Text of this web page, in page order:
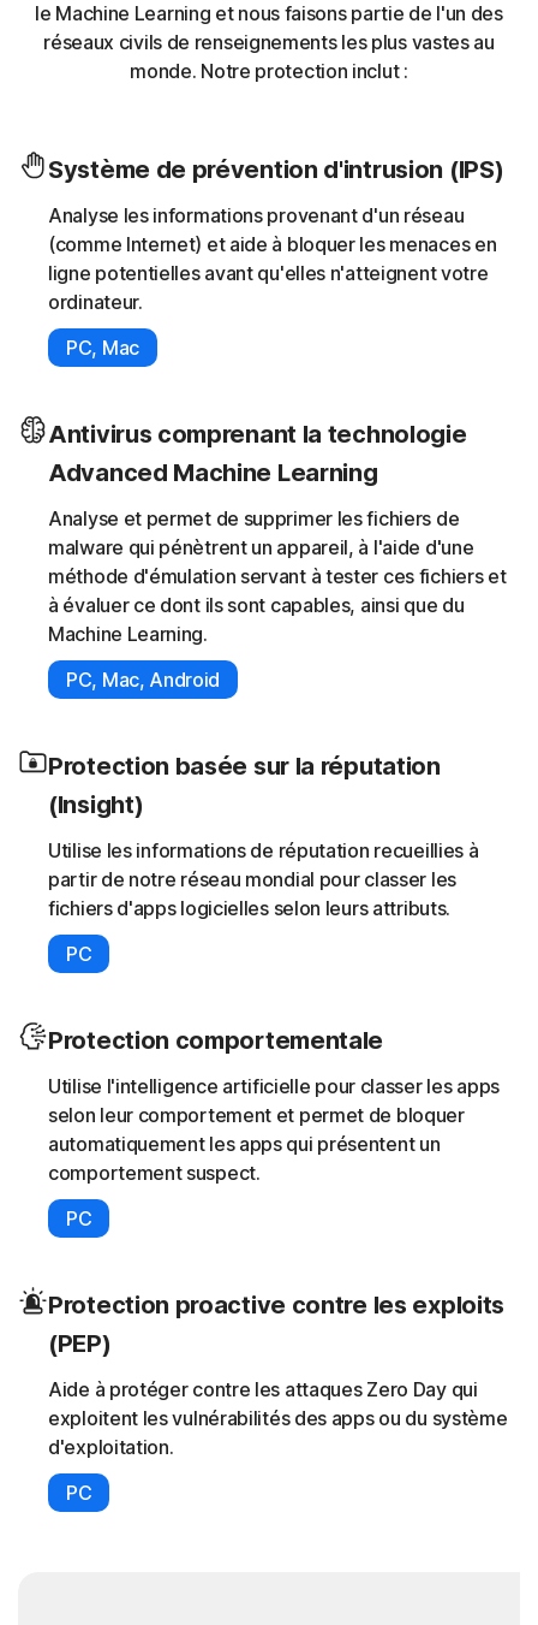
le Machine Learning et nous faisons partie de l'un des
réseaux civils de renseignements les plus vastes au
monde. Notre protection inclut :
Système de prévention d'intrusion (IPS)
Analyse les informations provenant d'un réseau
(comme Internet) et aide à bloquer les menaces en
ligne potentielles avant qu'elles n'atteignent votre
ordinateur.
PC, Mac
Antivirus comprenant la technologie
Advanced Machine Learning
Analyse et permet de supprimer les fichiers de
malware qui pénètrent un appareil, à l'aide d'une
méthode d'émulation servant à tester ces fichiers et
à évaluer ce dont ils sont capables, ainsi que du
Machine Learning.
PC, Mac, Android
Protection basée sur la réputation
(Insight)
Utilise les informations de réputation recueillies à
partir de notre réseau mondial pour classer les
fichiers d'apps logicielles selon leurs attributs.
PC
Protection comportementale
Utilise l'intelligence artificielle pour classer les apps
selon leur comportement et permet de bloquer
automatiquement les apps qui présentent un
comportement suspect.
PC
Protection proactive contre les exploits
(PEP)
Aide à protéger contre les attaques Zero Day qui
exploitent les vulnérabilités des apps ou du système
d'exploitation.
PC